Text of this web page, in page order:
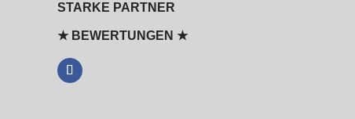
STARKE PARTNER
★ BEWERTUNGEN ★